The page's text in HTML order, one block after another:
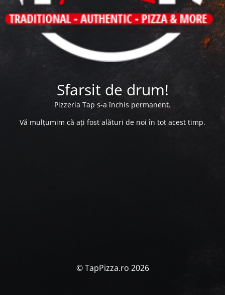
Sfarsit de drum!
Pizzeria Tap s-a închis permanent.
Vă mulțumim că ați fost alături de noi în tot acest timp.
© TapPizza.ro 2026